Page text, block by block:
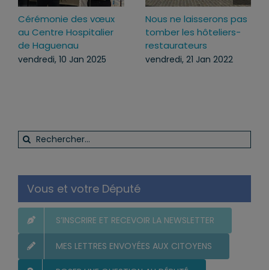
Inauguration du groupe
scolaire et périscolaire
“Les Coquelicots” à
Mommenheim
Cérémonie des vœux
2025
lundi, 27 Jan 2025
Rechercher:
Vous et votre Député
MES LETTRES ENVOYÉES AUX CITOYENS